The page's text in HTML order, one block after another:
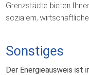
Grenzstädte bieten
sozialem,
Sonstiges
Der Energieausweis ist